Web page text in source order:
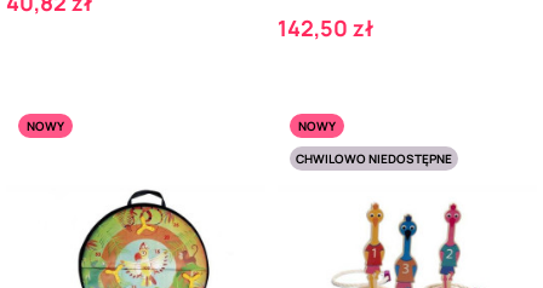
Cena
142,50 zł
NOWY
NOWY
CHWILOWO NIEDOSTĘPNE